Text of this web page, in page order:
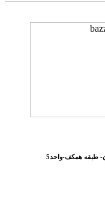
طبقه همکف-واحد5